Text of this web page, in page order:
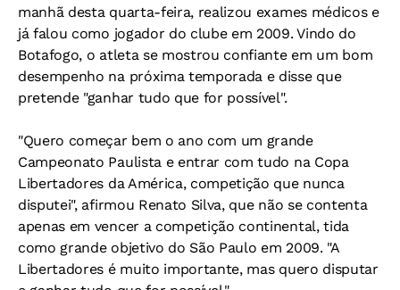
manhã desta quarta-feira, realizou exames médicos e
já falou como jogador do clube em 2009. Vindo do
Botafogo, o atleta se mostrou confiante em um bom
desempenho na próxima temporada e disse que
pretende "ganhar tudo que for possível".
"Quero começar bem o ano com um grande
Campeonato Paulista e entrar com tudo na Copa
Libertadores da América, competição que nunca
disputei", afirmou Renato Silva, que não se contenta
apenas em vencer a competição continental, tida
como grande objetivo do São Paulo em 2009. "A
Libertadores é muito importante, mas quero disputar